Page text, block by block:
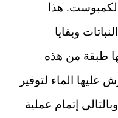
هذا
وبقايا
طبقة من هذه
عليها الماء لتوفير
إتمام عملية